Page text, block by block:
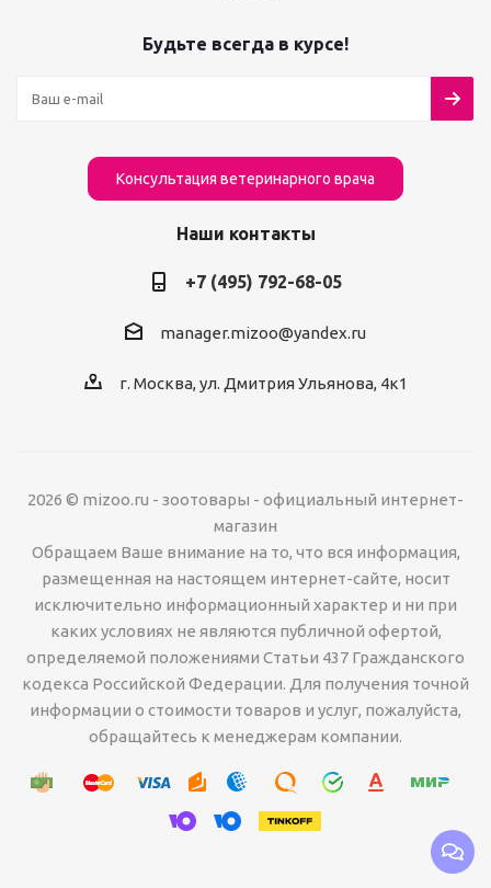
Будьте всегда в курсе!
Консультация ветеринарного врача
Наши контакты
+7 (495) 792-68-05
manager.mizoo@yandex.ru
г. Москва, ул. Дмитрия Ульянова, 4к1
2026 © mizoo.ru - зоотовары - официальный интернет-
магазин
Обращаем Ваше внимание на то, что вся информация,
размещенная на настоящем интернет-сайте, носит
исключительно информационный характер и ни при
каких условиях не являются публичной офертой,
определяемой положениями Статьи 437 Гражданского
кодекса Российской Федерации. Для получения точной
информации о стоимости товаров и услуг, пожалуйста,
обращайтесь к менеджерам компании.